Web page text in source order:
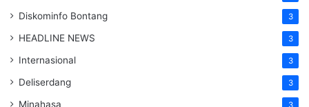
Diskominfo Bontang 3
HEADLINE NEWS 3
Internasional 3
Deliserdang 3
Minahasa 3